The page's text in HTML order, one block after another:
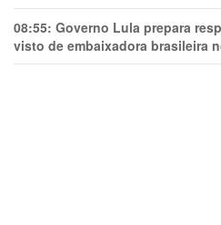
08:55: Governo Lula prepara
visto de embaixadora brasileira